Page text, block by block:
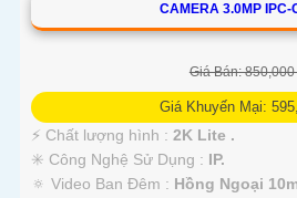
CAMERA 3.0MP IPC-
Giá Bán: 850,000
Giá Khuyến Mại:
️⚡ Chất lượng hình : 2K Lite .
✳️ Công Nghệ Sử Dụng : IP.
🔅 Video Ban Đêm : Hồng Ngoại